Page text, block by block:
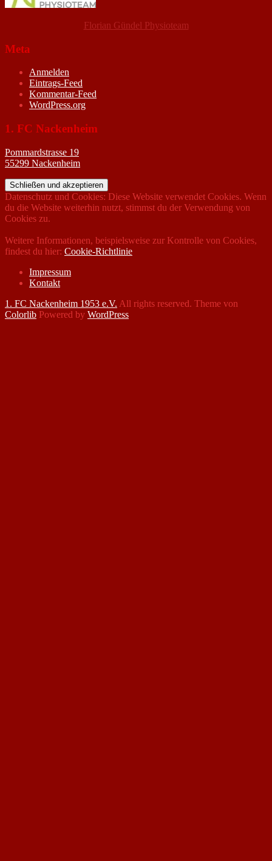
Florian Gündel Physioteam
Meta
Anmelden
Eintrags-Feed
Kommentar-Feed
WordPress.org
1. FC Nackenheim
Pommardstrasse 19
55299 Nackenheim
Datenschutz und Cookies: Diese Website verwendet Cookies. Wenn
du die Website weiterhin nutzt, stimmst du der Verwendung von
Cookies zu.
Weitere Informationen, beispielsweise zur Kontrolle von Cookies,
findest du hier: Cookie-Richtlinie
Impressum
Kontakt
1. FC Nackenheim 1953 e.V. All rights reserved. Theme von
Colorlib Powered by WordPress